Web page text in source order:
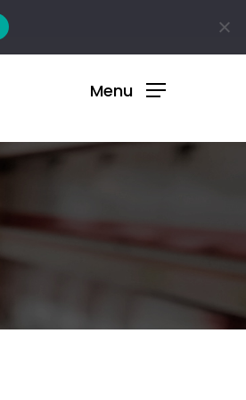
Menu